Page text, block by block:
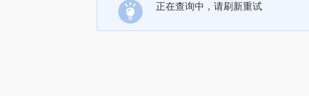
正在查询中，请刷新重试